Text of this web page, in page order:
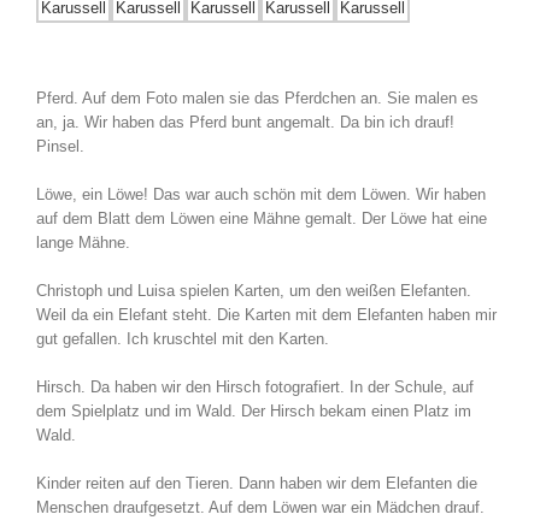
Pferd. Auf dem Foto malen sie das Pferdchen an. Sie malen es
an, ja. Wir haben das Pferd bunt angemalt. Da bin ich drauf!
Pinsel.
Löwe, ein Löwe! Das war auch schön mit dem Löwen. Wir haben
auf dem Blatt dem Löwen eine Mähne gemalt. Der Löwe hat eine
lange Mähne.
Christoph und Luisa spielen Karten, um den weißen Elefanten.
Weil da ein Elefant steht. Die Karten mit dem Elefanten haben mir
gut gefallen. Ich kruschtel mit den Karten.
Hirsch. Da haben wir den Hirsch fotografiert. In der Schule, auf
dem Spielplatz und im Wald. Der Hirsch bekam einen Platz im
Wald.
Kinder reiten auf den Tieren. Dann haben wir dem Elefanten die
Menschen draufgesetzt. Auf dem Löwen war ein Mädchen drauf.